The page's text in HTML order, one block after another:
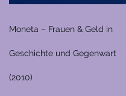
Moneta – Frauen & Geld in
Geschichte und Gegenwart
(2010)